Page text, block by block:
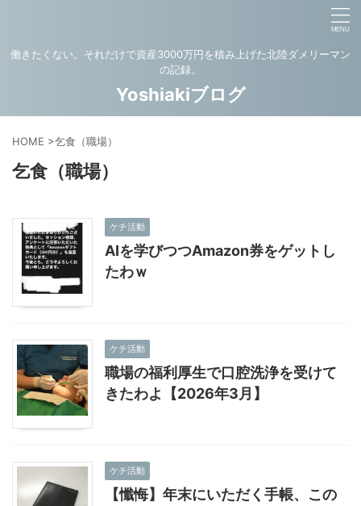
働きたくない。それだけで資産3000万円を積み上げた北陸ダメリーマン
の記録。
Yoshiakiブログ
HOME >乞食（職場）
乞食（職場）
ケチ活動
AIを学びつつAmazon券をゲットし
たわｗ
ケチ活動
職場の福利厚生で口腔洗浄を受けて
きたわよ【2026年3月】
ケチ活動
【懺悔】年末にいただく手帳、この